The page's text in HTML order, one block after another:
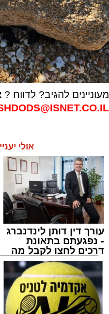
מעוניינים להגיב? לדווח
אולי
עורך דין דותן לינדנברג
- נפגעתם בתאונת
דרכים לחצו לקבל מה
שמגיע לכם